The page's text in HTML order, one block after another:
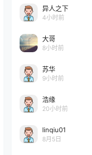
异人之下
4小时前
大哥
8小时前
苏华
9小时前
浩缘
20小时前
linqiu01
8月5日